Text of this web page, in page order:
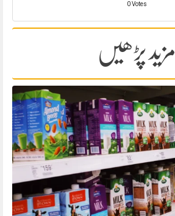
0 Votes
مزید پڑھیں